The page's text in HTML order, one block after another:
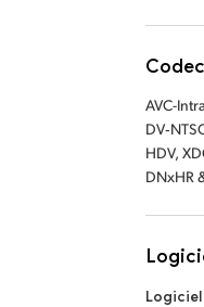
AVC-
HDV,
DNxHR
422 HQ,
ProRes